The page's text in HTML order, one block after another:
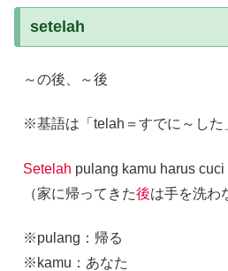
setelah
～の後、～後
※基語は「telah＝すでに～した
Setelah pulang kamu harus cuci
（家に帰ってきた後は手を洗わ
※pulang：帰る
※kamu：あなた